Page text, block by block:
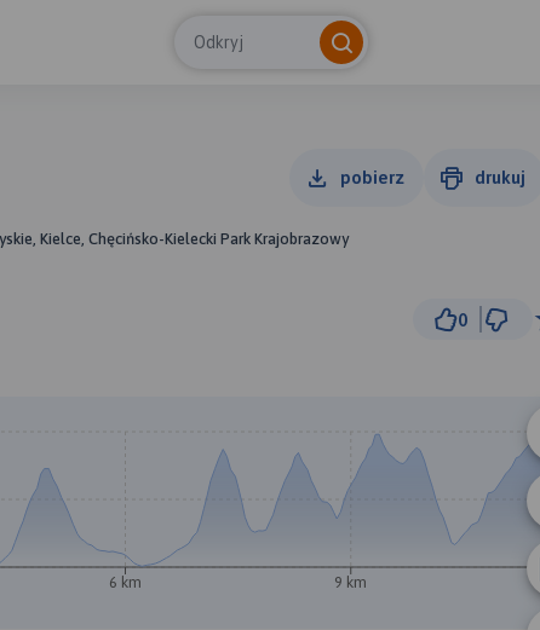
Odkryj
pobierz drukuj
Kielce, Chęcińsko-Kielecki Park Krajobrazowy
0
6 km 9 km